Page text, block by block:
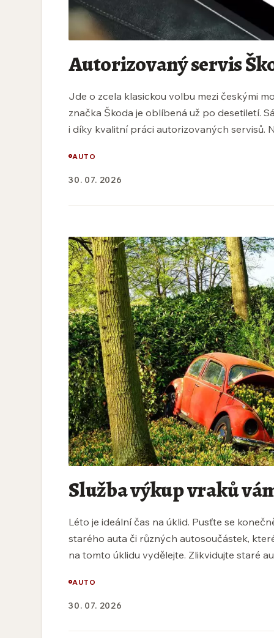
Autorizovaný servis
Jde o zcela klasickou volbu mezi českými
značka Škoda je oblíbená už po desetiletí.
i díky kvalitní práci autorizovaných servisů.
AUTO
30. 07. 2026
Služba výkup vraků
Léto je ideální čas na úklid. Pusťte se
starého auta či různých autosoučástek,
na tomto úklidu vydělejte. Zlikvidujte staré
AUTO
30. 07. 2026